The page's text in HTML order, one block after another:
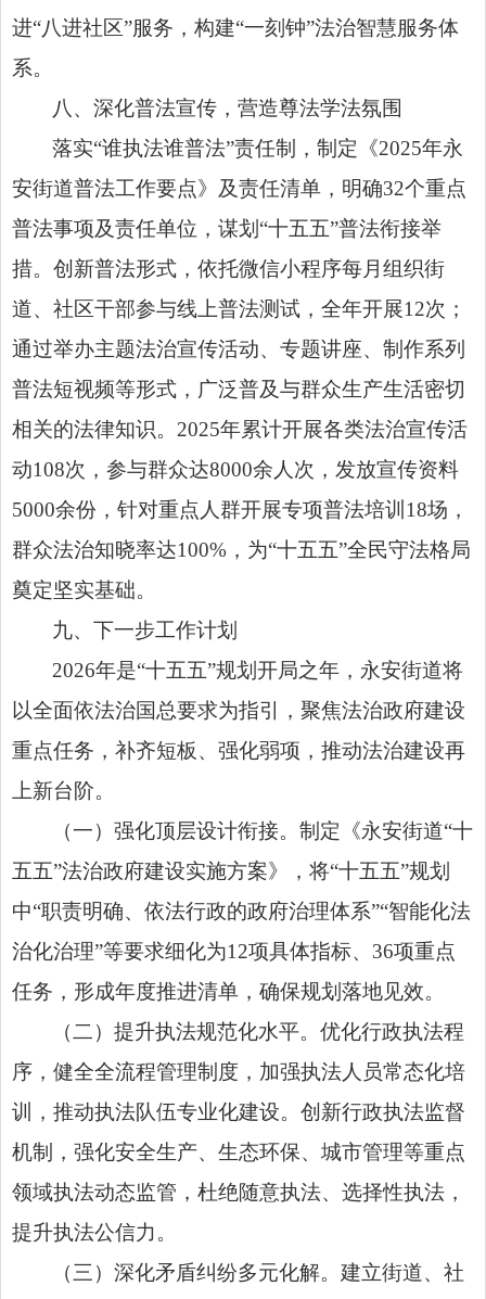
进“八进社区”服务，构建“一刻钟”法治智慧服务体
系。
八、深化普法宣传，营造尊法学法氛围
落实“谁执法谁普法”责任制，制定《2025年永
安街道普法工作要点》及责任清单，明确32个重点
普法事项及责任单位，谋划“十五五”普法衔接举
措。创新普法形式，依托微信小程序每月组织街
道、社区干部参与线上普法测试，全年开展12次；
通过举办主题法治宣传活动、专题讲座、制作系列
普法短视频等形式，广泛普及与群众生产生活密切
相关的法律知识。2025年累计开展各类法治宣传活
动108次，参与群众达8000余人次，发放宣传资料
5000余份，针对重点人群开展专项普法培训18场，
群众法治知晓率达100%，为“十五五”全民守法格局
奠定坚实基础。
九、下一步工作计划
2026年是“十五五”规划开局之年，永安街道将
以全面依法治国总要求为指引，聚焦法治政府建设
重点任务，补齐短板、强化弱项，推动法治建设再
上新台阶。
（一）强化顶层设计衔接。制定《永安街道“十
五五”法治政府建设实施方案》，将“十五五”规划
中“职责明确、依法行政的政府治理体系”“智能化法
治化治理”等要求细化为12项具体指标、36项重点
任务，形成年度推进清单，确保规划落地见效。
（二）提升执法规范化水平。优化行政执法程
序，健全全流程管理制度，加强执法人员常态化培
训，推动执法队伍专业化建设。创新行政执法监督
机制，强化安全生产、生态环保、城市管理等重点
领域执法动态监管，杜绝随意执法、选择性执法，
提升执法公信力。
（三）深化矛盾纠纷多元化解。建立街道、社